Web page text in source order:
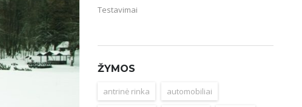
Testavimai
ŽYMOS
antrinė rinka automobiliai